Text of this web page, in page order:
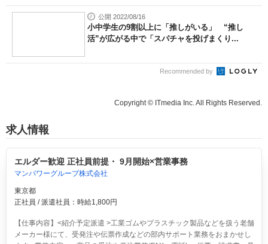
公開 2022/08/16
小中学生の9割以上に「推しがいる」 “推し
活”が広がる中で「スパチャを投げまくり...
Recommended by
Copyright © ITmedia Inc. All Rights Reserved.
求人情報
エルダー歓迎 正社員前提・ 9月開始×営業事務
マンパワーグループ株式会社
東京都
正社員 / 派遣社員：時給1,800円
【仕事内容】<紹介予定派遣 >工業ゴムやプラスチック製品などを扱う老舗
メーカー様にて、受発注や伝票作成などの部内サポート業務をおまかせし